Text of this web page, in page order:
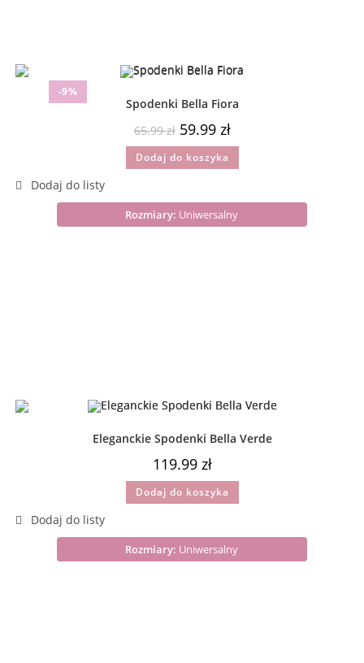
-9%
Spodenki Bella Fiora
65.99zł 59.99 zł
Dodaj do koszyka
Rozmiary: Uniwersalny
Eleganckie Spodenki Bella Verde
119.99 zł
Dodaj do koszyka
Rozmiary: Uniwersalny